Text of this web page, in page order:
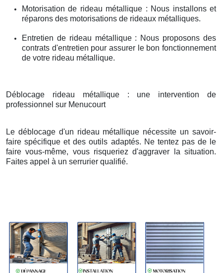
Motorisation de rideau métallique : Nous installons et
réparons des motorisations de rideaux métalliques.
Entretien de rideau métallique : Nous proposons des
contrats d'entretien pour assurer le bon fonctionnement
de votre rideau métallique.
Déblocage rideau métallique : une intervention de
professionnel sur Menucourt
Le déblocage d'un rideau métallique nécessite un savoir-
faire spécifique et des outils adaptés. Ne tentez pas de le
faire vous-même, vous risqueriez d'aggraver la situation.
Faites appel à un serrurier qualifié.